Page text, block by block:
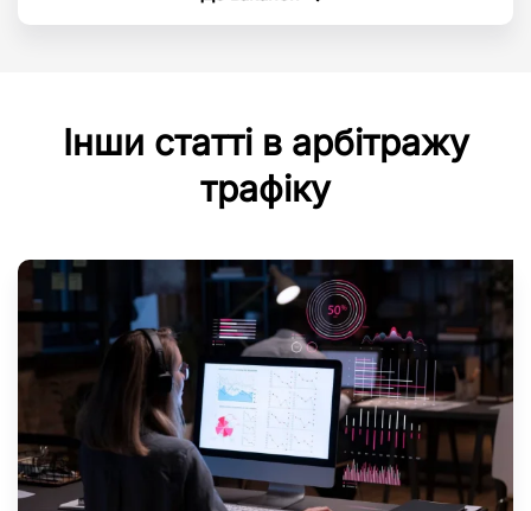
Інши статті в арбітражу
трафіку